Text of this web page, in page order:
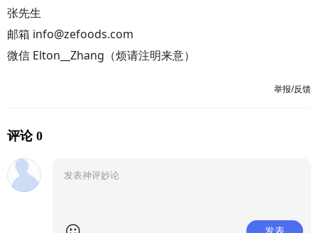
张先生
邮箱 info@zefoods.com
微信 Elton__Zhang（烦请注明来意）
举报/反馈
评论 0